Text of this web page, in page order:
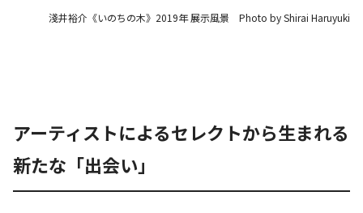
淺井裕介《いのちの木》2019年 展示風景 Photo by Shirai Haruyuki
アーティストによるセレクトから生まれる
新たな「出会い」